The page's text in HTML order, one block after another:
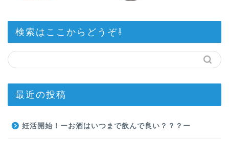
検索はここからどうぞ⇩
最近の投稿
妊活開始！ーお酒はいつまで飲んで良い？？？ー